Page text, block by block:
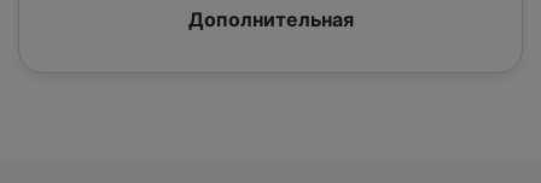
Дополнительная